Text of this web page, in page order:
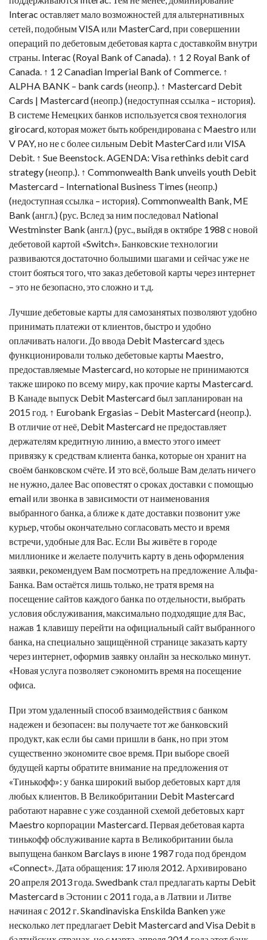
Interac оставляет мало возможностей для альтернативных
сетей, подобным VISA или MasterCard, при совершении
операций по дебетовым дебетовая карта с доставкойм внутри
страны. Interac (Royal Bank of Canada). ↑ 1 2 Royal Bank of
Canada. ↑ 1 2 Canadian Imperial Bank of Commerce. ↑
ALPHA BANK – bank cards (неопр.). ↑ Mastercard Debit
Cards | Mastercard (неопр.) (недоступная ссылка – история).
В системе Немецких банков используется своя технология
girocard, которая может быть кобрендирована с Maestro или
V PAY, но не с более сильным Debit MasterCard или VISA
Debit. ↑ Sue Beenstock. AGENDA: Visa rethinks debit card
strategy (неопр.). ↑ Commonwealth Bank unveils youth Debit
Mastercard – International Business Times (неопр.)
(недоступная ссылка – история). Commonwealth Bank, ME
Bank (англ.) (рус. Вслед за ним последовал National
Westminster Bank (англ.) (рус., выйдя в октябре 1988 с новой
дебетовой картой «Switch». Банковские технологии
развиваются достаточно большими шагами и сейчас уже не
стоит бояться того, что заказ дебетовой карты через интернет
– это не безопасно, это сложно и т.д.
Лучшие дебетовые карты для самозанятых позволяют удобно
принимать платежи от клиентов, быстро и удобно
оплачивать налоги. До ввода Debit Mastercard здесь
функционировали только дебетовые карты Maestro,
предоставляемые Mastercard, но которые не принимаются
также широко по всему миру, как прочие карты Mastercard.
В Канаде выпуск Debit Mastercard был запланирован на
2015 год. ↑ Eurobank Ergasias – Debit Mastercard (неопр.).
В отличие от неё, Debit Mastercard не предоставляет
держателям кредитную линию, а вместо этого имеет
привязку к средствам клиента банка, которые он хранит на
своём банковском счёте. И это всё, больше Вам делать ничего
не нужно, далее Вас оповестят о сроках доставки с помощью
email или звонка в зависимости от наименования
выбранного банка, а ближе к дате доставки позвонит уже
курьер, чтобы окончательно согласовать место и время
встречи, удобные для Вас. Если Вы живёте в городе
миллионике и желаете получить карту в день оформления
заявки, рекомендуем Вам посмотреть на предложение Альфа-
Банка. Вам остаётся лишь только, не тратя время на
посещение сайтов каждого банка по отдельности, выбрать
условия обслуживания, максимально подходящие для Вас,
нажав 1 клавишу перейти на официальный сайт выбранного
банка, на специально защищённой странице заказать карту
через интернет, оформив заявку онлайн за несколько минут.
«Новая услуга позволяет сэкономить время на посещение
офиса.
При этом удаленный способ взаимодействия с банком
надежен и безопасен: вы получаете тот же банковский
продукт, как если бы сами пришли в банк, но при этом
существенно экономите свое время. При выборе своей
будущей карты обратите внимание на предложения от
«Тинькофф»: у банка широкий выбор дебетовых карт для
любых клиентов. В Великобритании Debit Mastercard
работают наравне с уже созданной схемой дебетовых карт
Maestro корпорации Mastercard. Первая дебетовая карта
тинькофф обслуживаниекарта в Великобритании была
выпущена банком Barclays в июне 1987 года под брендом
«Connect». Дата обращения: 17 июля 2012. Архивировано
20 апреля 2013 года. Swedbank стал предлагать карты Debit
Mastercard в Эстонии с 2011 года, а в Латвии и Литве
начиная с 2012 г. Skandinaviska Enskilda Banken уже
несколько лет предлагает Debit Mastercard and Visa Debit в